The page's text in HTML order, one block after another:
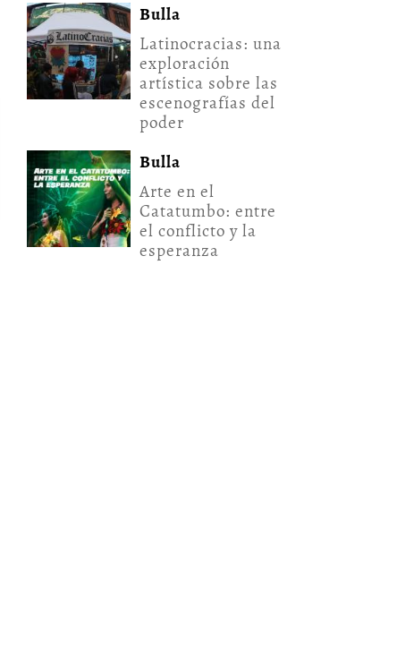
Bulla
Latinocracias: una
exploración
artística sobre las
escenografías del
poder
Bulla
Arte en el
Catatumbo: entre
el conflicto y la
esperanza